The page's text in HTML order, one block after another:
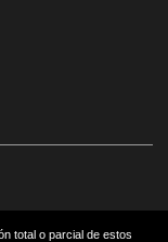
total o parcial de estos